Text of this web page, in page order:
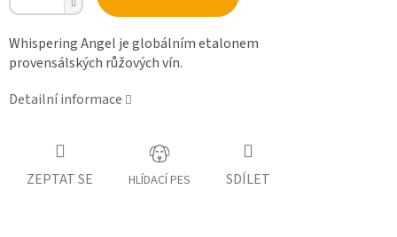
Whispering Angel je globálním etalonem
provensálských růžových vín.
Detailní informace
ZEPTAT SE HLÍDACÍ PES SDÍLET